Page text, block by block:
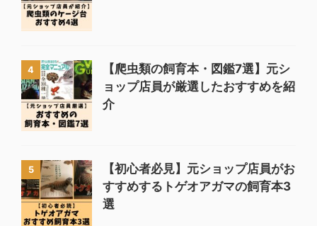
4
【爬虫類の飼育本・図鑑7選】元シ
ョップ店員が厳選したおすすめを紹
介
5
【初心者必見】元ショップ店員がお
すすめするトゲオアガマの飼育本3
選